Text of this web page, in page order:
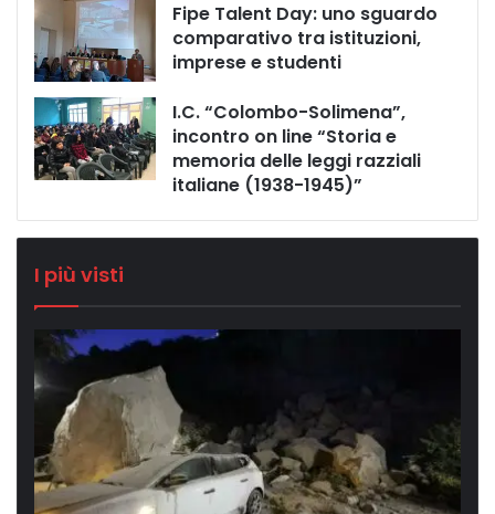
Fipe Talent Day: uno sguardo
comparativo tra istituzioni,
imprese e studenti
I.C. “Colombo-Solimena”,
incontro on line “Storia e
memoria delle leggi razziali
italiane (1938-1945)”
I più visti